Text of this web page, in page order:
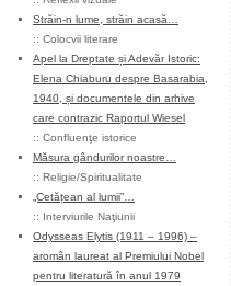
Străin-n lume, străin acasă…
:: Colocvii literare
Apel la Dreptate și Adevăr Istoric:
Elena Chiaburu despre Basarabia,
1940, și documentele din arhive
care contrazic Raportul Wiesel
:: Confluenţe istorice
Măsura gândurilor noastre…
:: Religie/Spiritualitate
„Cetățean al lumii”…
:: Interviurile Naţiunii
Odysseas Elytis (1911 – 1996) –
aromân laureat al Premiului Nobel
pentru literatură în anul 1979